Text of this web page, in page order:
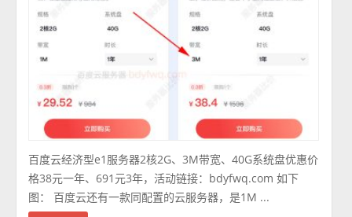
百度云经济型e1服务器2核2G、3M带宽、40G系统盘优惠价
格38元一年、691元3年，活动链接：bdyfwq.com 如下
图： 百度云还有一款同配置的云服务器，是1M ...